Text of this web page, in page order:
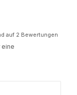
auf 2 Bewertungen
eine